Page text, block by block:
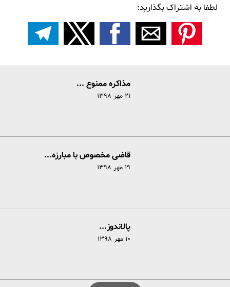
لطفا به اشتراک بگذارید:
مذاکره ممنوع ...
۲۱ مهر ۱۳۹۸
قاضی مخصوص با مبارزه...
۱۹ مهر ۱۳۹۸
پالاندوز...
۱۰ مهر ۱۳۹۸